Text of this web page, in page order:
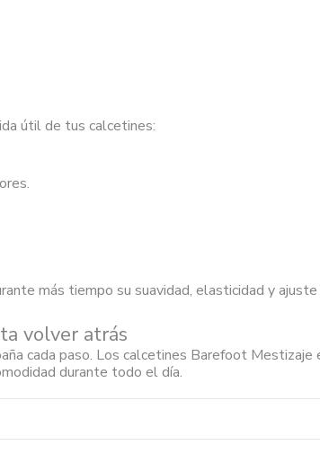
útil de tus calcetines:
más tiempo su suavidad, elasticidad y ajuste
volver atrás
cada paso. Los calcetines Barefoot
durante todo el día.